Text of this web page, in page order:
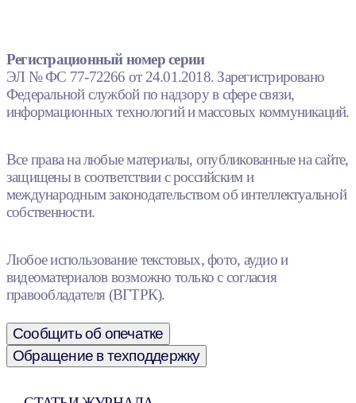
Регистрационный номер серии
ЭЛ № ФС 77-72266 от 24.01.2018. Зарегистрировано
Федеральной службой по надзору в сфере связи,
информационных технологий и массовых коммуникаций.
Все права на любые материалы, опубликованные на сайте,
защищены в соответствии с российским и
международным законодательством об интеллектуальной
собственности.
Любое использование текстовых, фото, аудио и
видеоматериалов возможно только с согласия
правообладателя (ВГТРК).
Сообщить об опечатке
Обращение в техподдержку